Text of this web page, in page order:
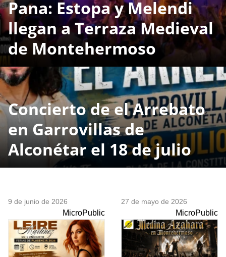
Pana: Estopa y Melendi
llegan a Terraza Medieval
de Montehermoso
Concierto de el Arrebato
en Garrovillas de
Alconétar el 18 de julio
9 de junio de 2026
MicroPublic
27 de mayo de 2026
MicroPublic